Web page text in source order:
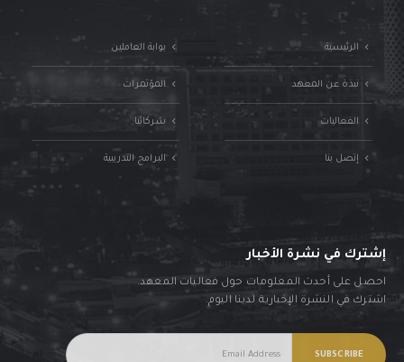
الرئيسية
نبذة عن المعهد
الفعاليات
إتصل بنا
بوابة العاملين
المؤتمرات
شركائنا
البرامج التدريبية
إشترك في نشرة الأخبار
احصل على أحدث المعلومات حول فعاليات المعهد.
اشترك في النشرة الإخبارية لدينا اليوم.